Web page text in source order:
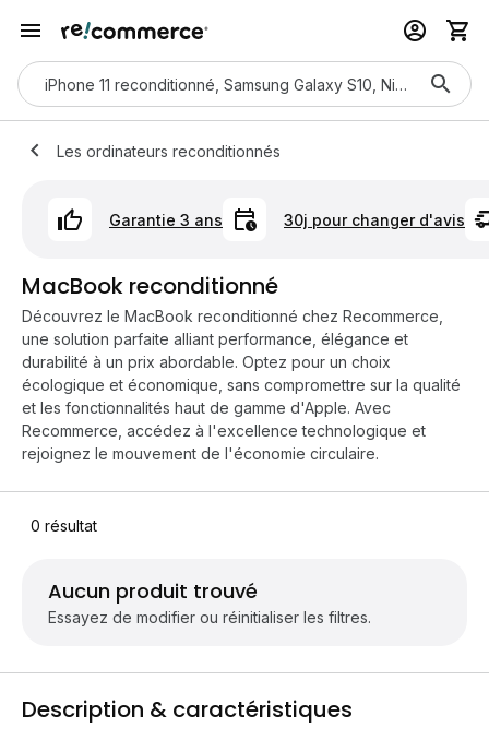
Les ordinateurs reconditionnés
Garantie 3 ans 30j pour changer d'avis
MacBook reconditionné
Découvrez le MacBook reconditionné chez Recommerce,
une solution parfaite alliant performance, élégance et
durabilité à un prix abordable. Optez pour un choix
écologique et économique, sans compromettre sur la qualité
et les fonctionnalités haut de gamme d'Apple. Avec
Recommerce, accédez à l'excellence technologique et
rejoignez le mouvement de l'économie circulaire.
0 résultat
Aucun produit trouvé
Essayez de modifier ou réinitialiser les filtres.
Description & caractéristiques